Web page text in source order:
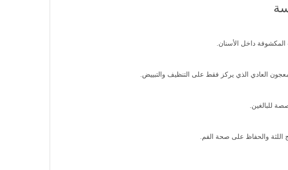
داخل الأسنان.
العادي الذي يركز فقط على التنظيف والتبييض.
اللثة والحفاظ على صحة الفم.